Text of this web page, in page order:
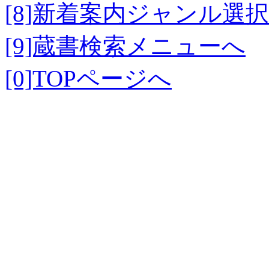
[8]新着案内ジャンル選
[9]蔵書検索メニューへ
[0]TOPページへ